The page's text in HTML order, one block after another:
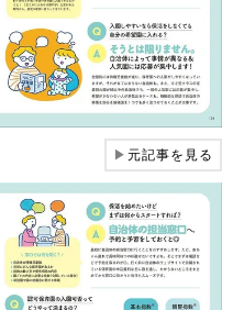
▶元記事を見る